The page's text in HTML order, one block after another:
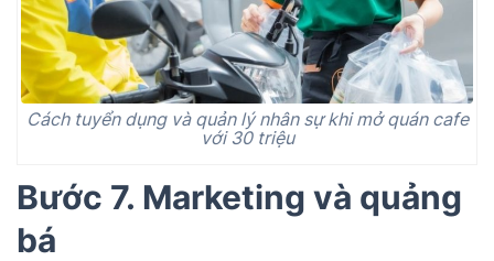
Cách tuyển dụng và quản lý nhân sự khi mở quán cafe
với 30 triệu
Bước 7. Marketing và quảng
bá